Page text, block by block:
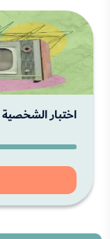
اختبار الشخصية